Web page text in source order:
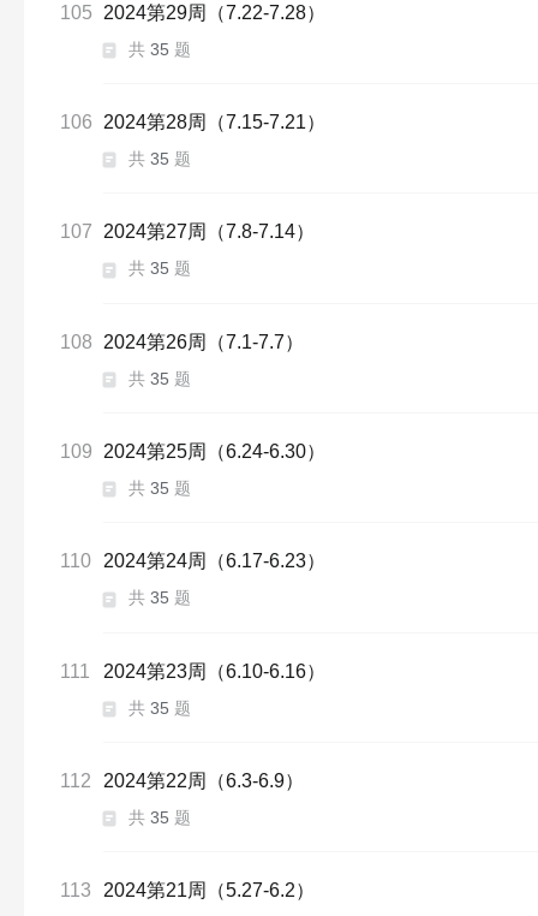
105 2024第29周（7.22-7.28）
共 35 题
106 2024第28周（7.15-7.21）
共 35 题
107 2024第27周（7.8-7.14）
共 35 题
108 2024第26周（7.1-7.7）
共 35 题
109 2024第25周（6.24-6.30）
共 35 题
110 2024第24周（6.17-6.23）
共 35 题
111 2024第23周（6.10-6.16）
共 35 题
112 2024第22周（6.3-6.9）
共 35 题
113 2024第21周（5.27-6.2）